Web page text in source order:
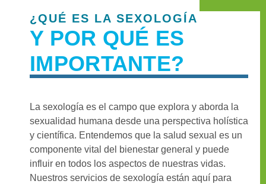
¿QUÉ ES LA SEXOLOGÍA
Y POR QUÉ ES
IMPORTANTE?
La sexología es el campo que explora y aborda la
sexualidad humana desde una perspectiva holística
y científica. Entendemos que la salud sexual es un
componente vital del bienestar general y puede
influir en todos los aspectos de nuestras vidas.
Nuestros servicios de sexología están aquí para